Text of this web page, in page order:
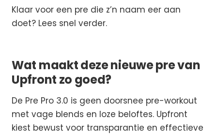
Klaar voor een pre die z’n naam eer aan
doet? Lees snel verder.
Wat maakt deze nieuwe pre van
Upfront zo goed?
De Pre Pro 3.0 is geen doorsnee pre-workout
met vage blends en loze beloftes. Upfront
kiest bewust voor transparantie en effectieve